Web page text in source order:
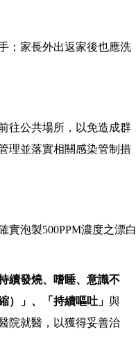
；家長外出返家後也應洗
往公共場所，以免造成群
理並落實相關感染管制措
實泡製500PPM濃度之漂白
持續發燒、嗜睡、意識不
）」、「持續嘔吐」 與
院就醫，以獲得妥善治